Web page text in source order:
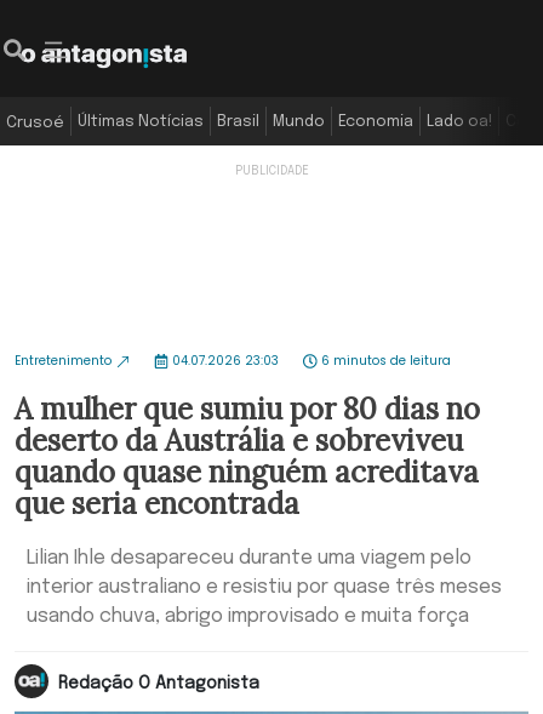
Crusoé Últimas Notícias Brasil Mundo Economia Lado oa!
Entretenimento 04.07.2026 23:03 6 minutos de leitura
A mulher que sumiu por 80 dias no
deserto da Austrália e sobreviveu
quando quase ninguém acreditava
que seria encontrada
Lilian Ihle desapareceu durante uma viagem pelo
interior australiano e resistiu por quase três meses
usando chuva, abrigo improvisado e muita força
Redação O Antagonista